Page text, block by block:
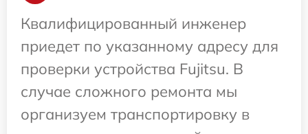
Квалифицированный инженер
приедет по указанному адресу для
проверки устройства Fujitsu. В
случае сложного ремонта мы
организуем транспортировку в